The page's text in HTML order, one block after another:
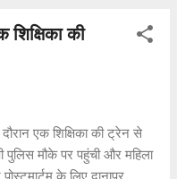
की
एक शिक्षिका की ट्रेन से
मौके पर पहुंची और महिला